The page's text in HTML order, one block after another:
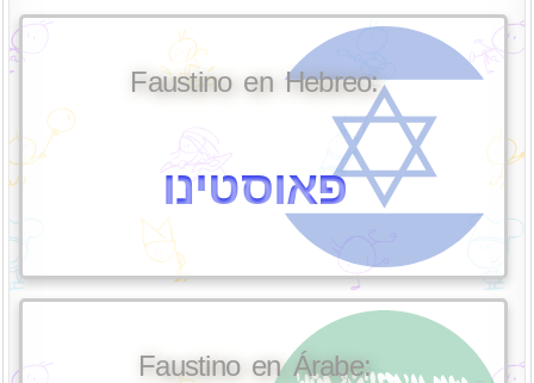
Faustino en Hebreo:
פאוסטינו
Faustino en Árabe: